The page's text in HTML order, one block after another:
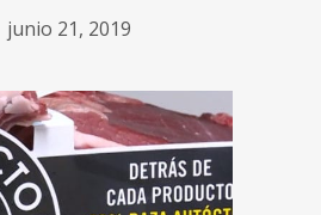
junio 21, 2019